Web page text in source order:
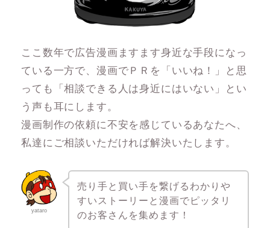
ここ数年で広告漫画ますます身近な手段になっ
ている一方で、漫画でＰＲを「いいね！」と思
っても「相談できる人は身近にはいない」とい
う声も耳にします。
漫画制作の依頼に不安を感じているあなたへ、
私達にご相談いただければ解決いたします。
yataro
売り手と買い手を繋げるわかりや
すいストーリーと漫画でピッタリ
のお客さんを集めます！